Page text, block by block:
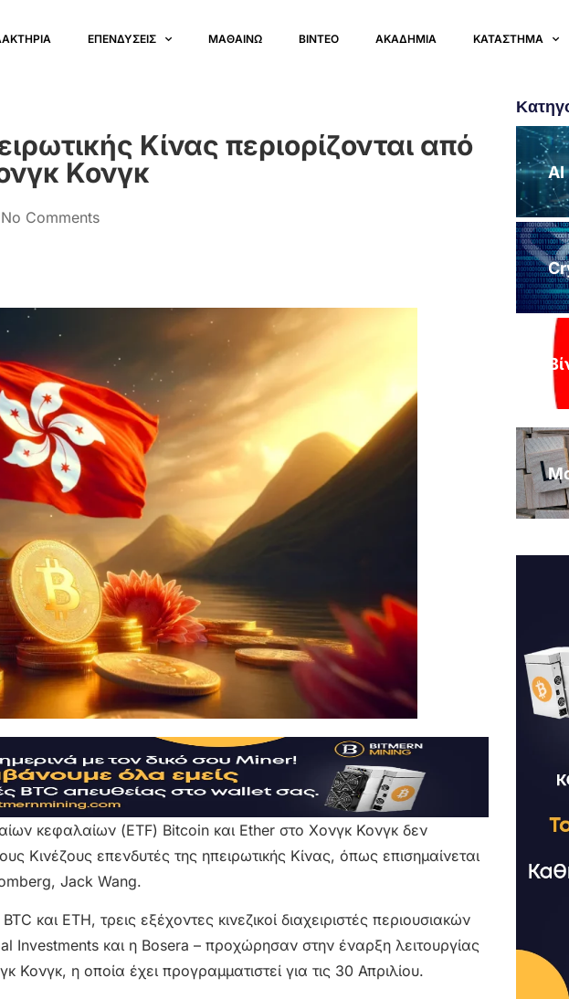
ΕΠΕΝΔΥΣΕΙΣ ΜΑΘΑΙΝΩ ΒΙΝΤΕΟ ΑΚΑΔΗΜΙΑ ΚΑΤΑΣΤΗΜΑ
Κίνας περιορίζονται από
Κονγκ
No Comments
κεφαλαίων (ETF) Bitcoin και Ether στο Χονγκ Κονγκ δεν
Κινέζους επενδυτές της ηπειρωτικής Κίνας, όπως επισημαίνεται
Jack Wang.
ETH, τρεις εξέχοντες κινεζικοί διαχειριστές περιουσιακών
Investments και η Bosera – προχώρησαν στην έναρξη λειτουργίας
η οποία έχει προγραμματιστεί για τις 30 Απριλίου.
AI